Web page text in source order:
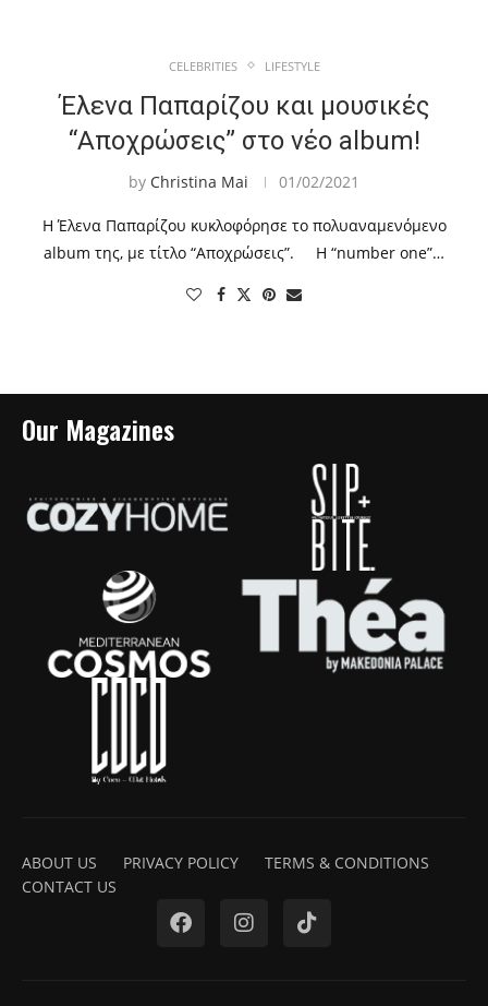
CELEBRITIES LIFESTYLE
Έλενα Παπαρίζου και μουσικές
“Αποχρώσεις” στο νέο album!
by Christina Mai 01/02/2021
Η Έλενα Παπαρίζου κυκλοφόρησε το πολυαναμενόμενο
album της, με τίτλο “Αποχρώσεις”. Η “number one”…
Our Magazines
ABOUT US PRIVACY POLICY
TERMS & CONDITIONS
CONTACT US